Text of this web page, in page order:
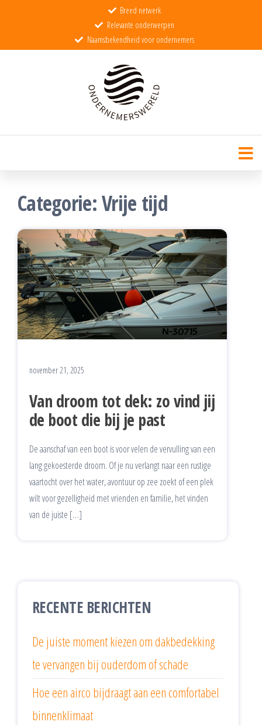
Breed netwerk
Relevante onderwerpen
Naamsbekendheid voor ondernemers
OndernemerswereldDe wereld voor echte ondernemers
Categorie:Vrije tijd
november 21, 2025
Van droom tot dek: zo vind jij
de boot die bij je past
De aanschaf van een boot is voor velen de vervulling van een
lang gekoesterde droom. Of je nu verlangt naar een rustige
vaartocht over het water, avontuur op zee zoekt of een plek
wilt voor gezelligheid met vrienden en familie, het vinden
van de juiste […]
RECENTE BERICHTEN
De juiste moment kiezen om dakbedekking
te vervangen bij ouderdom of schade
Hoe een airco bijdraagt aan een comfortabel
binnenklimaat